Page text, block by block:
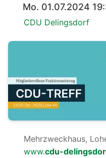
Mo. 01.07.2024
CDU Delingsdorf
Mehrzweckhaus,
www.cdu-